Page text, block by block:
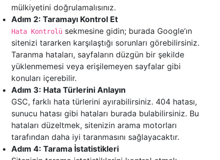
mülkiyetini doğrulamalısınız.
Adım 2: Taramayı Kontrol Et
Hata Kontrolü sekmesine gidin; burada Google’ın
sitenizi tararken karşılaştığı sorunları görebilirsiniz.
Taranma hataları, sayfaların düzgün bir şekilde
yüklenmemesi veya erişilemeyen sayfalar gibi
konuları içerebilir.
Adım 3: Hata Türlerini Anlayın
GSC, farklı hata türlerini ayırabilirsiniz. 404 hatası,
sunucu hatası gibi hataları burada bulabilirsiniz. Bu
hataları düzeltmek, sitenizin arama motorları
tarafından daha iyi taranmasını sağlayacaktır.
Adım 4: Tarama İstatistikleri